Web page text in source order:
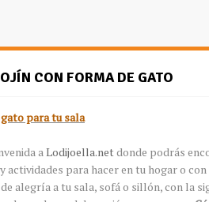
CON FORMA DE GATO
para tu sala
aLodijoella.netdonde podrás
actividades para hacer en tu hogar o
alegría a tu sala, sofá o sillón, con la